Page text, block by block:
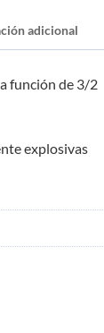
adicional
función de 3/2
explosivas